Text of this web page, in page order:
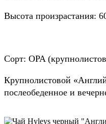
Высота произрастания:
Сорт: OPA
Крупнолистовой
послеобеденное и